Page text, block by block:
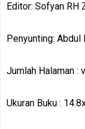
Editor: Sofyan RH
Penyunting: Abdul
Jumlah Halaman :
Ukuran Buku :